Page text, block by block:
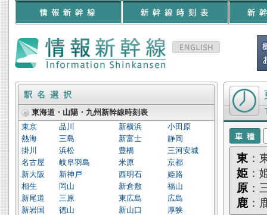
東海道・山
東 ：
姫 ：
原 ：
鹿 ：
東海道・山陽・九州新幹線時刻表
東京
品川 新横浜
小田原
熱海
三島 新富士
静岡
掛川
浜松 豊橋
三河安城
名古屋
岐阜羽島 米原
京都
新大阪
新神戸 西明石
姫路
相生
岡山 新倉敷
福山
新尾道
三原 東広島
広島
新岩国
徳山 新山口
厚狭